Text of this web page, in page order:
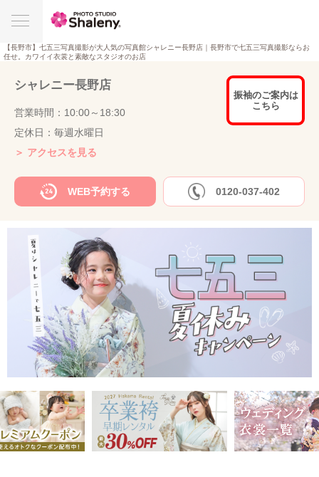
【長野市】七五三写真撮影が大人気の写真館シャレニー長野店｜長野市で七五三写真撮影ならお
任せ。カワイイ衣裳と素敵なスタジオのお店
シャレニー長野店
営業時間：10:00～18:30
定休日：毎週水曜日
＞ アクセスを見る
振袖のご案内は
こちら
WEB予約する 0120-037-402